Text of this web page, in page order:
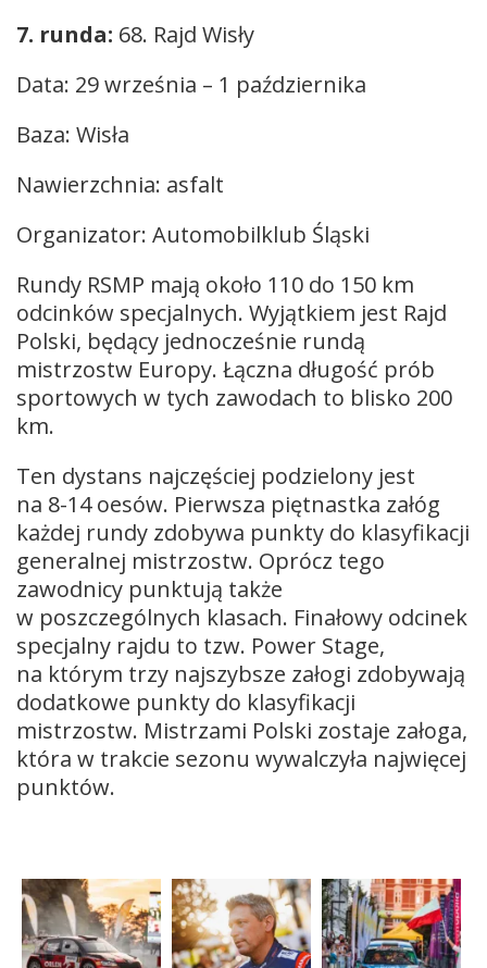
7. runda: 68. Rajd Wisły
Data: 29 września – 1 października
Baza: Wisła
Nawierzchnia: asfalt
Organizator: Automobilklub Śląski
Rundy RSMP mają około 110 do 150 km
odcinków specjalnych. Wyjątkiem jest Rajd
Polski, będący jednocześnie rundą
mistrzostw Europy. Łączna długość prób
sportowych w tych zawodach to blisko 200
km.
Ten dystans najczęściej podzielony jest
na 8-14 oesów. Pierwsza piętnastka załóg
każdej rundy zdobywa punkty do klasyfikacji
generalnej mistrzostw. Oprócz tego
zawodnicy punktują także
w poszczególnych klasach. Finałowy odcinek
specjalny rajdu to tzw. Power Stage,
na którym trzy najszybsze załogi zdobywają
dodatkowe punkty do klasyfikacji
mistrzostw. Mistrzami Polski zostaje załoga,
która w trakcie sezonu wywalczyła najwięcej
punktów.